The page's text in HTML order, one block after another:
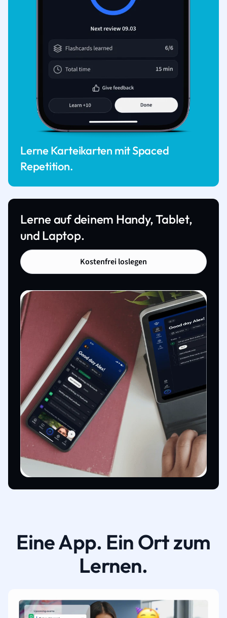
Lerne Karteikarten mit Spaced
Repetition.
Lerne auf deinem Handy, Tablet,
und Laptop.
Kostenfrei loslegen
Eine App. Ein Ort zum
Lernen.